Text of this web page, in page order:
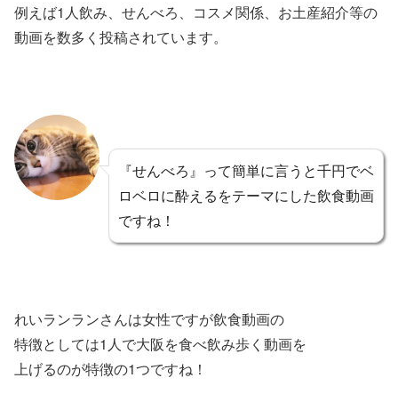
例えば1人飲み、せんべろ、コスメ関係、お土産紹介等の
動画を数多く投稿されています。
『せんべろ』って簡単に言うと千円でベ
ロベロに酔えるをテーマにした飲食動画
ですね！
れいランランさんは女性ですが飲食動画の
特徴としては1人で大阪を食べ飲み歩く動画を
上げるのが特徴の1つですね！